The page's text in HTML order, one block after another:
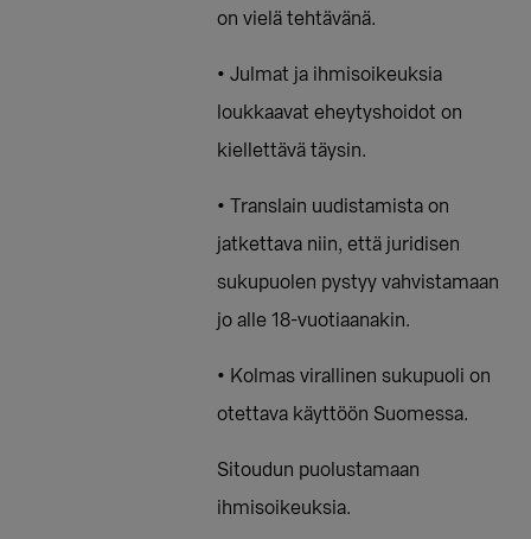
on vielä tehtävänä.
• Julmat ja ihmisoikeuksia
loukkaavat eheytyshoidot on
kiellettävä täysin.
• Translain uudistamista on
jatkettava niin, että juridisen
sukupuolen pystyy vahvistamaan
jo alle 18-vuotiaanakin.
• Kolmas virallinen sukupuoli on
otettava käyttöön Suomessa.
Sitoudun puolustamaan
ihmisoikeuksia.